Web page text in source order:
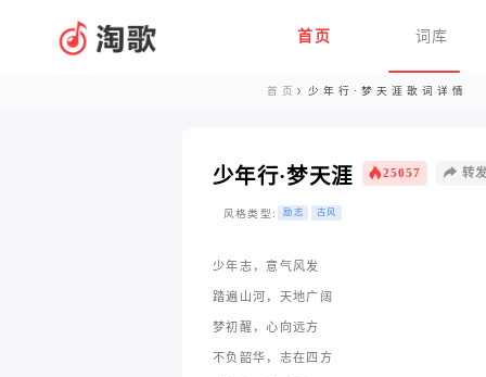
首页 词库
首页 少年行·梦天涯歌词详情
少年行·梦天涯 25057 转
风格类型: 励志 古风
少年志，意气风发
踏遍山河，天地广阔
梦初醒，心向远方
不负韶华，志在四方